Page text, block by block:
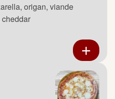
origan, viande